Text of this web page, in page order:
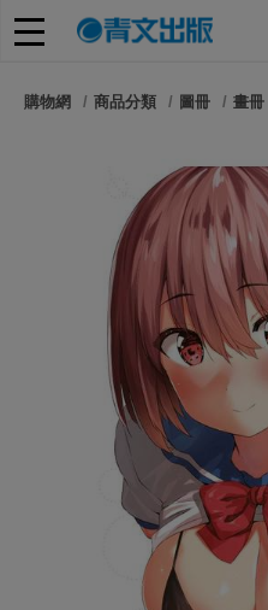
朋友們，提高警覺！
購物網 商品分類 圖冊 畫冊